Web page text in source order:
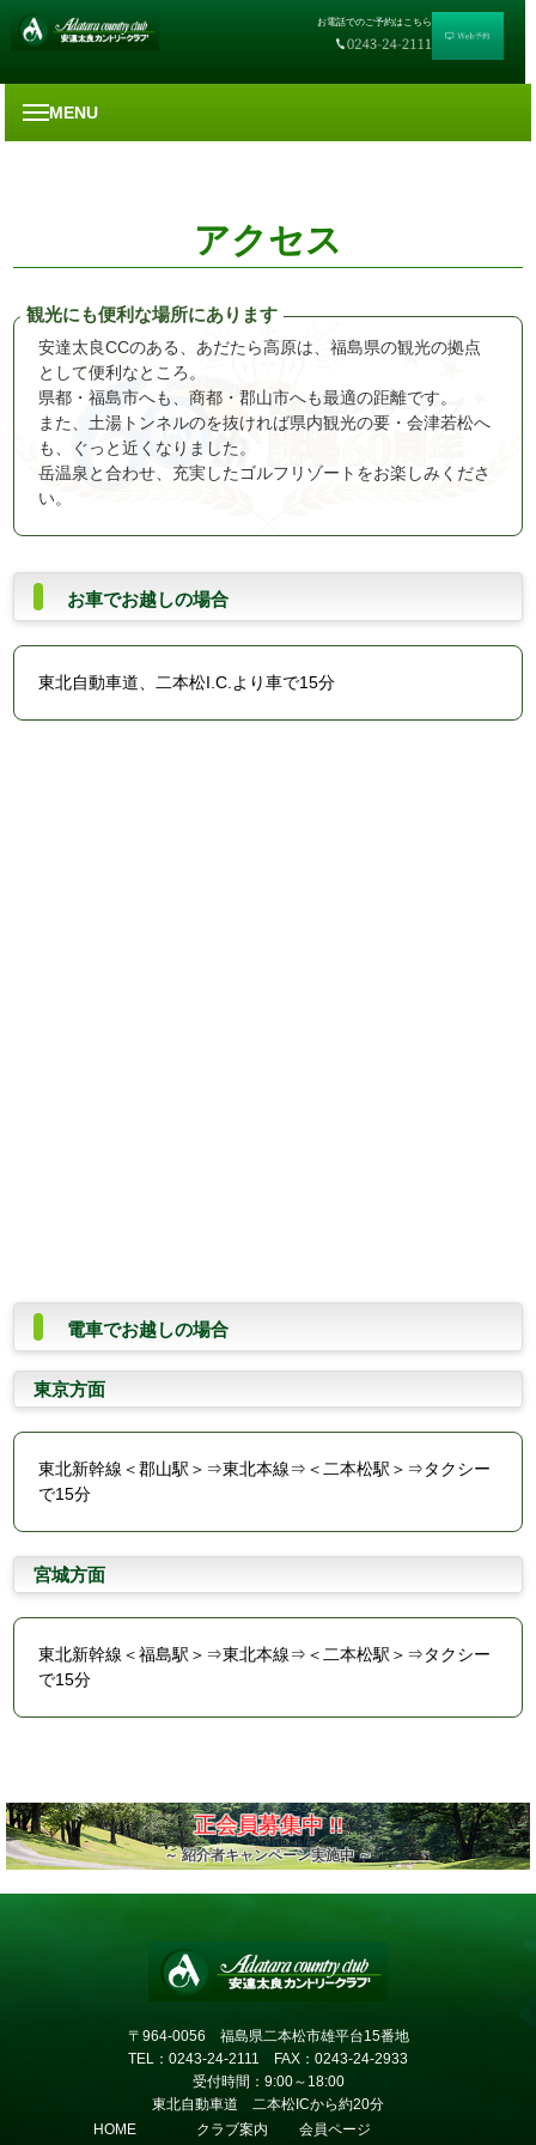
お電話でのご予約はこちら
MENU
アクセス
観光にも便利な場所にあります
安達太良CCのある、あだたら高原は、福島県の観光の拠点
として便利なところ。
県都・福島市へも、商都・郡山市へも最適の距離です。
また、土湯トンネルのを抜ければ県内観光の要・会津若松へ
も、ぐっと近くなりました。
岳温泉と合わせ、充実したゴルフリゾートをお楽しみくださ
い。
お車でお越しの場合
東北自動車道、二本松I.C.より車で15分
電車でお越しの場合
東京方面
東北新幹線＜郡山駅＞⇒東北本線⇒＜二本松駅＞⇒タクシー
で15分
宮城方面
東北新幹線＜福島駅＞⇒東北本線⇒＜二本松駅＞⇒タクシー
で15分
正会員募集中 !!
～ 紹介者キャンペーン実施中 ～
〒964-0056 福島県二本松市雄平台15番地
TEL：0243-24-2111
FAX：0243-24-2933
受付時間：9:00～18:00
東北自動車道 二本松ICから約20分
HOME
クラブ案内 会員ページ